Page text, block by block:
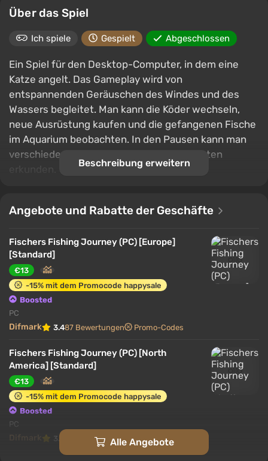
Über das Spiel
Ich spiele Gespielt Abgeschlossen
Ein Spiel für den Desktop-Computer, in dem eine
Katze angelt. Das Gameplay wird von
entspannenden Geräuschen des Windes und des
Wassers begleitet. Man kann die Köder wechseln,
neue Ausrüstung kaufen und die gefangenen Fische
im Aquarium beobachten. In den Pausen kann man
verschiedene malerische Ecken des Planeten
Beschreibung erweitern
Angebote und Rabatte der Geschäfte
Fischers Fishing Journey (PC) [Europe]
[Standard]
€13
-15% mit dem Promocode happysale
Boosted
PC
Difmark 3.487 Bewertungen Promo-Codes
Fischers Fishing Journey (PC) [North
America] [Standard]
€13
-15% mit dem Promocode happysale
Boosted
PC
Difmark 3.4 87 Bewertungen Promo-Codes
Alle Angebote